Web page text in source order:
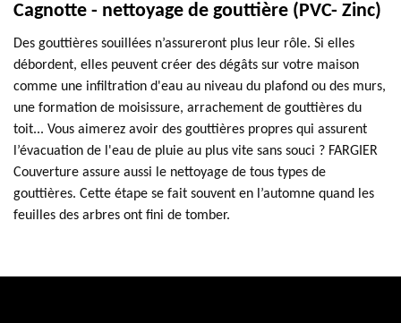
Cagnotte - nettoyage de gouttière (PVC- Zinc)
Des gouttières souillées n’assureront plus leur rôle. Si elles
débordent, elles peuvent créer des dégâts sur votre maison
comme une infiltration d'eau au niveau du plafond ou des murs,
une formation de moisissure, arrachement de gouttières du
toit... Vous aimerez avoir des gouttières propres qui assurent
l’évacuation de l'eau de pluie au plus vite sans souci ? FARGIER
Couverture assure aussi le nettoyage de tous types de
gouttières. Cette étape se fait souvent en l’automne quand les
feuilles des arbres ont fini de tomber.